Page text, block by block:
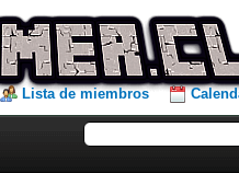
Lista de miembros